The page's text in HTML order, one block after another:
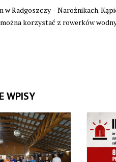
w Radgoszczy – Narożnikach.
korzystać z rowerków
WPISY